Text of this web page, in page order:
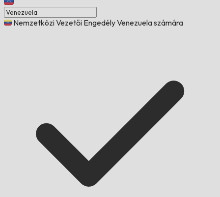
Nemzetközi Vezetői Engedély Venezuela számára